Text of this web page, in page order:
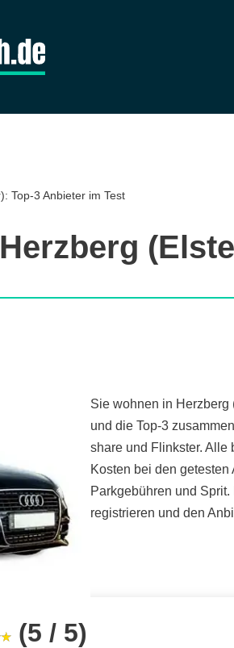
Top-3 Anbieter im Test
Sie wohnen in Herzberg
und die Top-3
share und Flinkster.
Kosten bei den
Parkgebühren und
registrieren und den
(5 / 5)